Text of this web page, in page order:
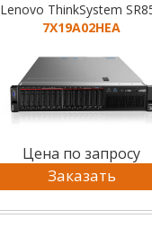
Lenovo ThinkSystem
7X19A02HEA
Цена по запросу
Заказать